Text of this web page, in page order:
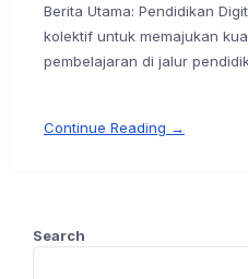
Berita Utama: Pendidikan
kolektif untuk memajukan
pembelajaran di jalur
Continue Reading →
Search